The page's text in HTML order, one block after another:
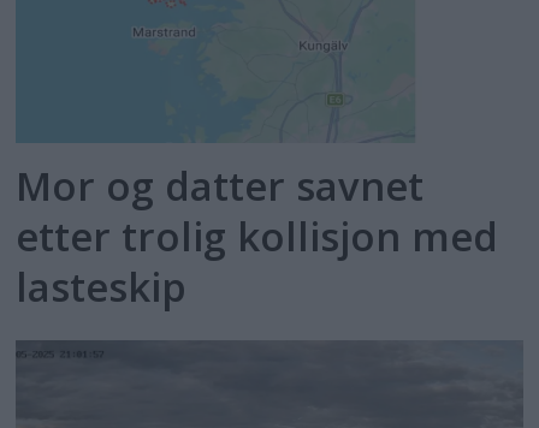
Mor og datter savnet
etter trolig kollisjon med
lasteskip